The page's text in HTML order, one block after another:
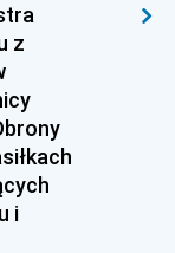
1994
1991
1988
1985
1982
1979
z
i